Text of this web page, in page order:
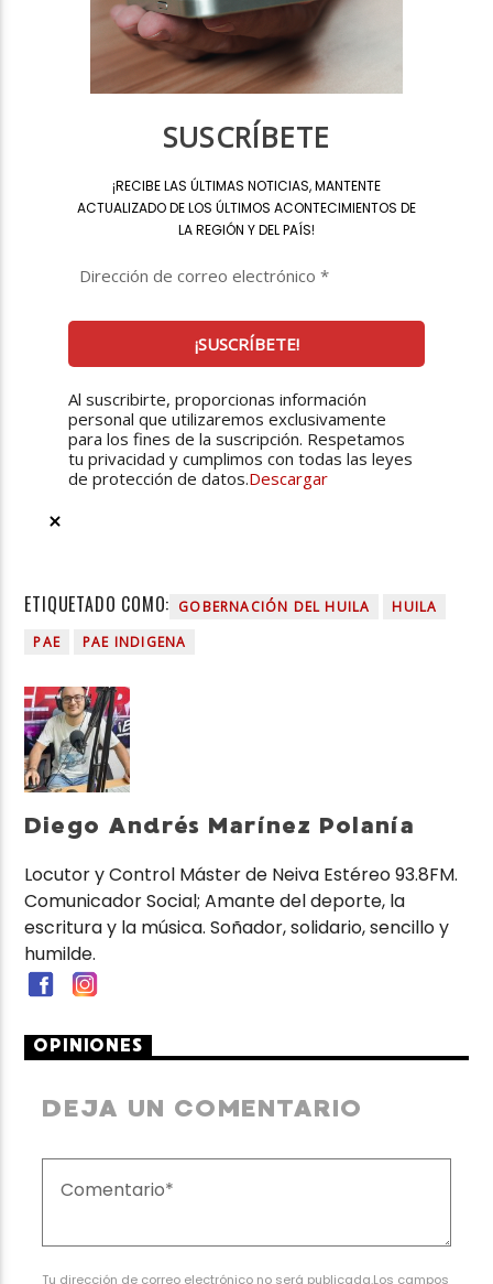
SUSCRÍBETE
¡RECIBE LAS ÚLTIMAS NOTICIAS, MANTENTE
ACTUALIZADO DE LOS ÚLTIMOS ACONTECIMIENTOS DE
LA REGIÓN Y DEL PAÍS!
Al suscribirte, proporcionas información
personal que utilizaremos exclusivamente
para los fines de la suscripción. Respetamos
tu privacidad y cumplimos con todas las leyes
de protección de datos.Descargar
ETIQUETADO COMO: GOBERNACIÓN DEL HUILA
HUILA
PAE
PAE INDIGENA
Diego Andrés Marínez Polanía
Locutor y Control Máster de Neiva Estéreo 93.8FM.
Comunicador Social; Amante del deporte, la
escritura y la música. Soñador, solidario, sencillo y
humilde.
OPINIONES
DEJA UN COMENTARIO
Tu dirección de correo electrónico no será publicada.Los campos